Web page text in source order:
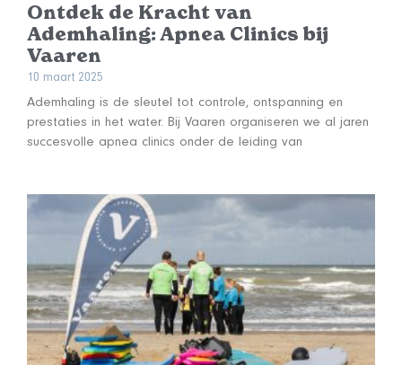
Ontdek de Kracht van
Ademhaling: Apnea Clinics bij
Vaaren
10 maart 2025
Ademhaling is de sleutel tot controle, ontspanning en
prestaties in het water. Bij Vaaren organiseren we al jaren
succesvolle apnea clinics onder de leiding van